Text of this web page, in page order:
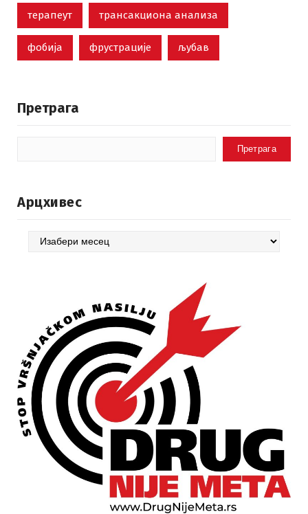
терапеут трансакциона анализа
фобија фрустрације љубав
Претрага
Претрага
Арцхивес
Арцхивес